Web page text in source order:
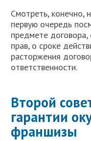
Смотреть, конечно,
первую очередь
предмете
прав, о сроке
расторжения
ответственности.
Второй
гарантии
франшизы